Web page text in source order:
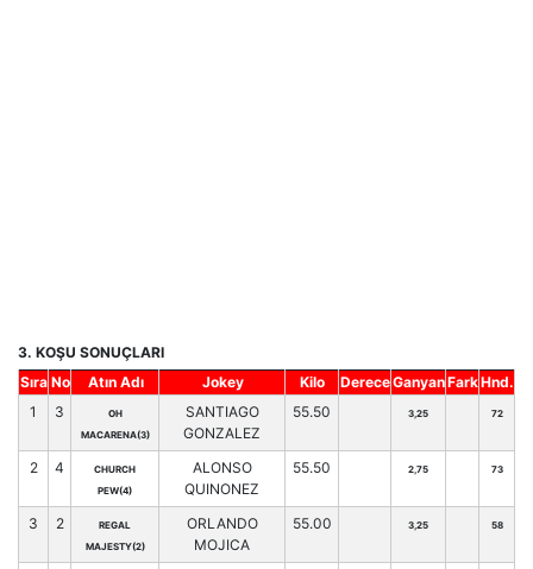
3. KOŞU SONUÇLARI
Sıra No Atın Adı Jokey Kilo DereceGanyanFarkHnd.
1
3
OH
MACARENA(3)
SANTIAGO
GONZALEZ
55.50 3,25 72
2 4
CHURCH
PEW(4)
ALONSO
QUINONEZ
55.50 2,75 73
3 2
REGAL
MAJESTY(2)
ORLANDO
MOJICA
55.00 3,25 58